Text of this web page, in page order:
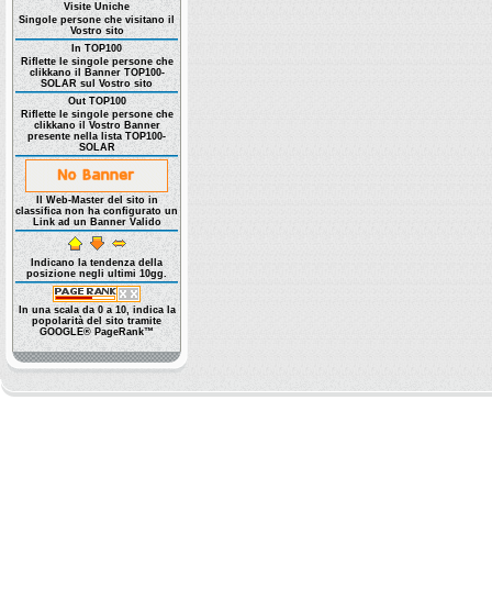
Visite Uniche
Singole persone che visitano il
Vostro sito
In TOP100
Riflette le singole persone che
clikkano il Banner TOP100-
SOLAR sul Vostro sito
Out TOP100
Riflette le singole persone che
clikkano il Vostro Banner
presente nella lista TOP100-
SOLAR
Il Web-Master del sito in
classifica non ha configurato un
Link ad un Banner Valido
Indicano la tendenza della
posizione negli ultimi 10gg.
In una scala da 0 a 10, indica la
popolarità del sito tramite
GOOGLE® PageRank™